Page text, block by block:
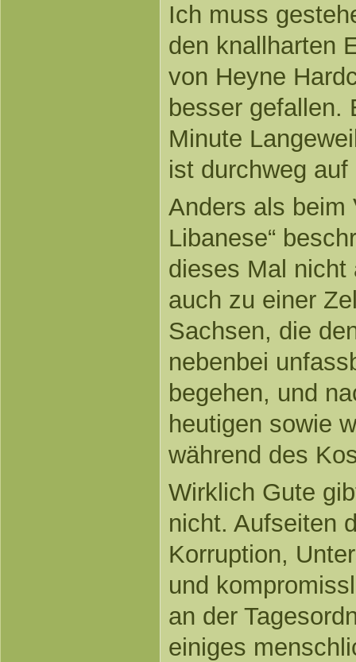
Ich muss
den knallharten
von Heyne
besser gefallen.
Minute
ist durchweg
Anders als beim
Libanese“
dieses Mal nicht
auch zu einer
Sachsen, die
nebenbei
begehen, und
heutigen sowie
während des
Wirklich Gute
nicht. Aufseiten
Korruption,
und
an der
einiges